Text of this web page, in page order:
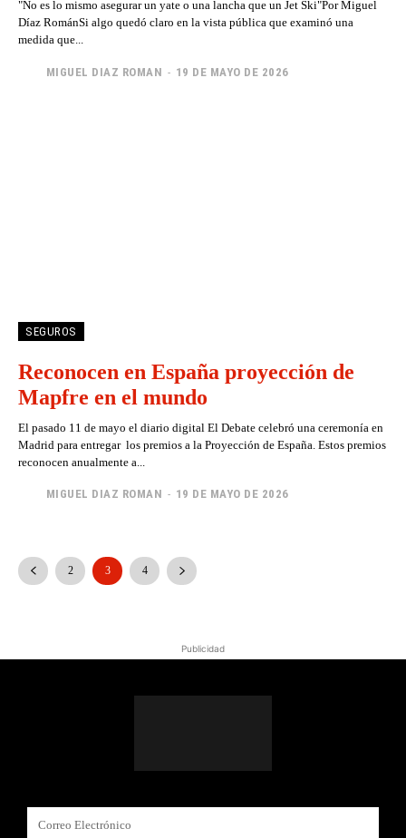
"No es lo mismo asegurar un yate o una lancha que un Jet Ski"Por Miguel
Díaz RománSi algo quedó claro en la vista pública que examinó una
medida que...
MIGUEL DIAZ ROMAN - 19 DE MAYO DE 2026
SEGUROS
Reconocen en España proyección de
Mapfre en el mundo
El pasado 11 de mayo el diario digital El Debate celebró una ceremonía en
Madrid para entregar los premios a la Proyección de España. Estos premios
reconocen anualmente a...
MIGUEL DIAZ ROMAN - 19 DE MAYO DE 2026
2 3 4
Publicidad